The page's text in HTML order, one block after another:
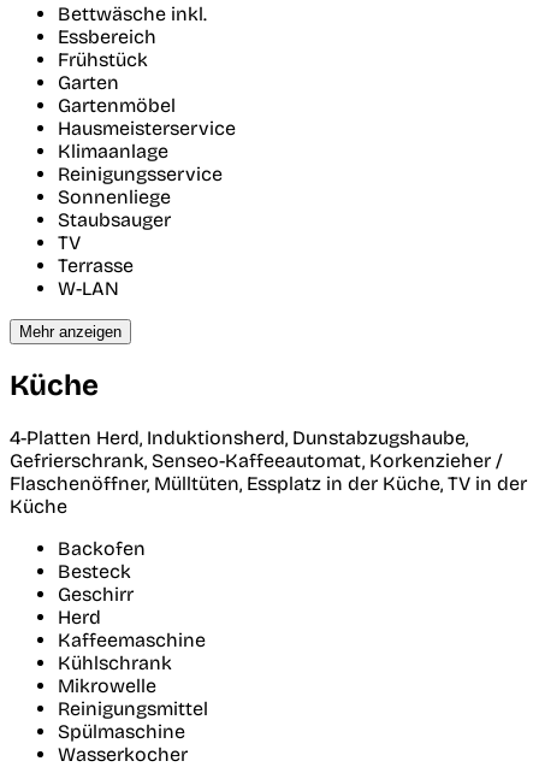
Bettwäsche inkl.
Essbereich
Frühstück
Garten
Gartenmöbel
Hausmeisterservice
Klimaanlage
Reinigungsservice
Sonnenliege
Staubsauger
TV
Terrasse
W-LAN
Mehr anzeigen
Küche
4-Platten Herd, Induktionsherd, Dunstabzugshaube,
Gefrierschrank, Senseo-Kaffeeautomat, Korkenzieher /
Flaschenöffner, Mülltüten, Essplatz in der Küche, TV in der
Küche
Backofen
Besteck
Geschirr
Herd
Kaffeemaschine
Kühlschrank
Mikrowelle
Reinigungsmittel
Spülmaschine
Wasserkocher